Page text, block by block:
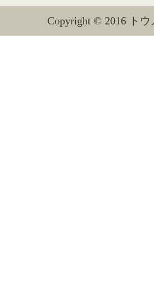
Copyright © 2016 ト